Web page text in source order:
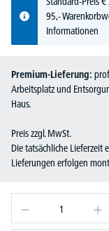
95,-
Informationen
Premium-Lieferung:
Arbeitsplatz und
Haus.
Preis zzgl. MwSt.
Die tatsächliche Lieferzeit
Lieferungen erfolgen